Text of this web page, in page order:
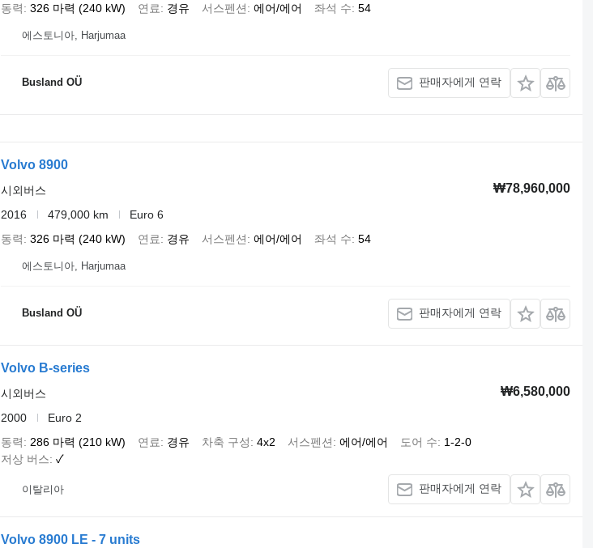
동력
326 마력 (240 kW) 연료 경유 서스펜션 에어/에어 좌석 수 54
에스토니아, Harjumaa
Busland OÜ 판매자에게 연락
Volvo 8900
₩78,960,000
시외버스
2016
479,000 km
Euro 6
동력
326 마력 (240 kW) 연료 경유 서스펜션 에어/에어 좌석 수 54
에스토니아, Harjumaa
Busland OÜ 판매자에게 연락
Volvo B-series
₩6,580,000
시외버스
2000
Euro 2
동력
286 마력 (210 kW) 연료 경유 차축 구성 4x2 서스펜션 에어/에어 도어 수
1-2-0
저상 버스 ✓
이탈리아 판매자에게 연락
Volvo 8900 LE - 7 units